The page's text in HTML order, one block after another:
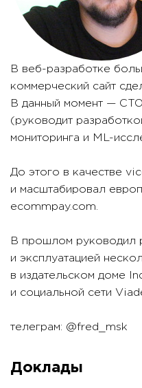
В веб-разработке
коммерческий сайт
В данный момент —
(руководит
мониторинга и ML-
До этого в качестве
и масштабировал
ecommpay.com.
В прошлом руководил
и эксплуатацией
в издательском доме
и социальной сети
телеграм: @fred_msk
Доклады